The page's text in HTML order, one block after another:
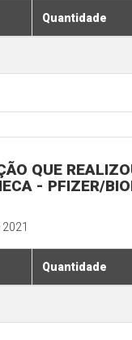
Quantidade
QUE
- PFIZER/
Quantidade